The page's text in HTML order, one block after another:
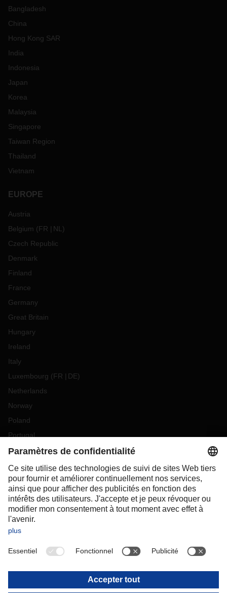
Bangladesh
China
Hong Kong SAR
India
Indonesia
Japan
Korea
Malaysia
Singapore
Taiwan Region
Thailand
Vietnam
EUROPE
Austria
Belgium (FR NL )
Czech Republic
Denmark
Finland
France
Germany
Great Britain
Hungary
Ireland
Italy
Luxembourg (FR DE)
Netherlands
Norway
Poland
Portugal
Romania
Slovakia
Spain
Sweden
Switzerland(DE FR)
Turkey
OCEANIA